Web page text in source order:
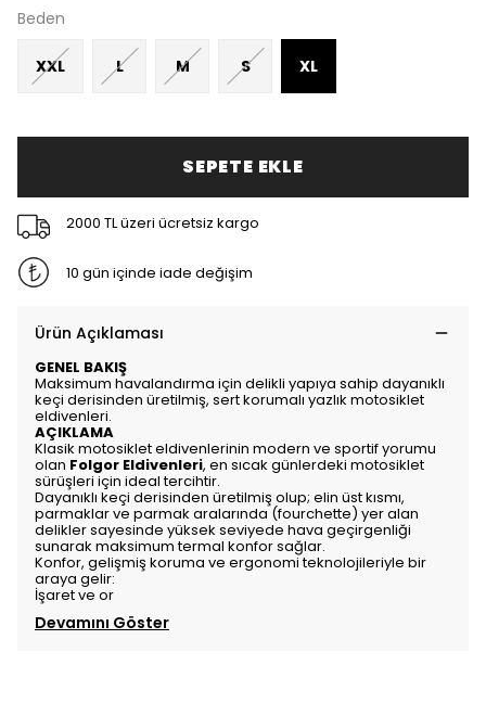
Beden
XXL L M S XL
SEPETE EKLE
2000 TL üzeri ücretsiz kargo
10 gün içinde iade değişim
Ürün Açıklaması
GENEL BAKIŞ
Maksimum havalandırma için delikli yapıya sahip dayanıklı
keçi derisinden üretilmiş, sert korumalı yazlık motosiklet
eldivenleri.
AÇIKLAMA
Klasik motosiklet eldivenlerinin modern ve sportif yorumu
olan Folgor Eldivenleri, en sıcak günlerdeki motosiklet
sürüşleri için ideal tercihtir.
Dayanıklı keçi derisinden üretilmiş olup; elin üst kısmı,
parmaklar ve parmak aralarında (fourchette) yer alan
delikler sayesinde yüksek seviyede hava geçirgenliği
sunarak maksimum termal konfor sağlar.
Konfor, gelişmiş koruma ve ergonomi teknolojileriyle bir
araya gelir:
İşaret ve or
Devamını Göster